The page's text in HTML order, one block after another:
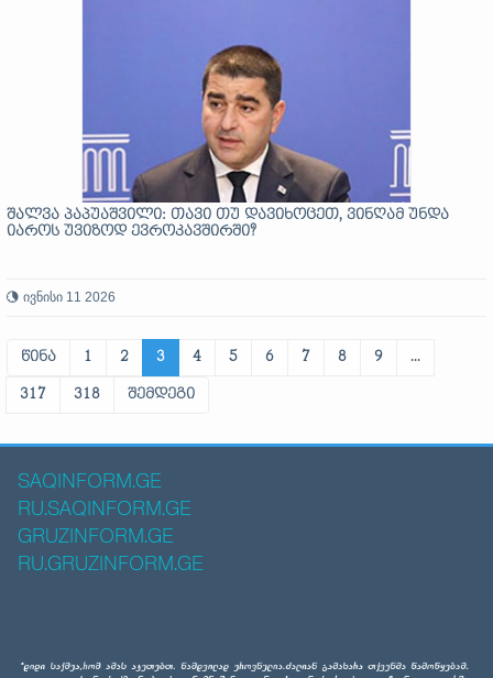
შალვა პაპუაშვილი: თავი თუ დავიხოცეთ, ვინღამ უნდა
იაროს უვიზოდ ევროკავშირში?
ივნისი 11 2026
წინა 1 2 3 4 5 6 7 8 9 ...
317 318 შემდეგი
SAQINFORM.GE
RU.SAQINFORM.GE
GRUZINFORM.GE
RU.GRUZINFORM.GE